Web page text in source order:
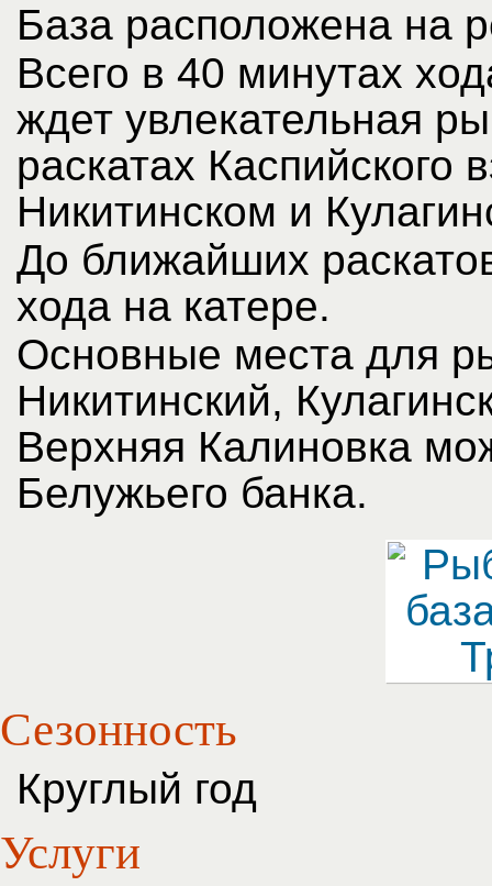
База расположена на
Всего в 40 минутах
ждет увлекательная
раскатах
Никитинском и
До ближайших
хода на катере.
Основные места для
Никитинский,
Верхняя Калиновка
Белужьего банка.
Сезонность
Круглый год
Услуги